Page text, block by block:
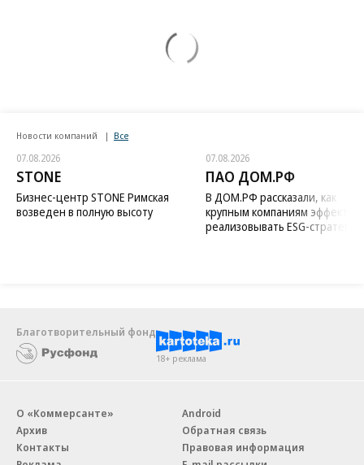
Новости компаний Все
07.08.2026
STONE
Бизнес-центр STONE Римская
возведен в полную высоту
07.08.2026
ПАО ДОМ.РФ
В ДОМ.РФ рассказали, как
крупным компаниям
реализовывать ESG-стратегию
Благотворительный фонд
18+ реклама
О «Коммерсанте»
Архив
Контакты
Android
Обратная связь
Правовая информация